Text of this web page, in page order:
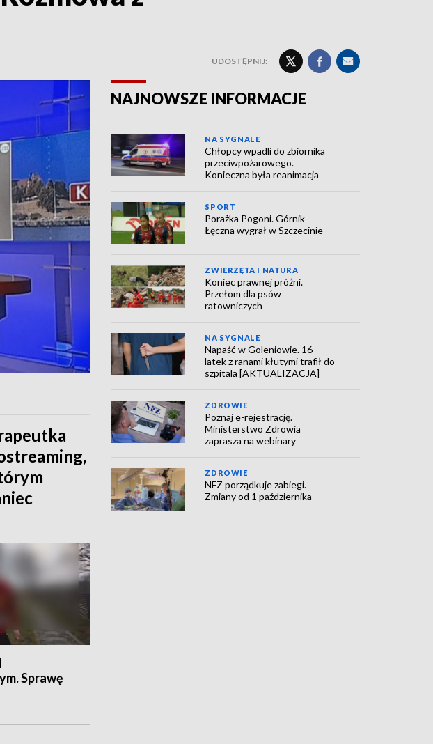
UDOSTĘPNIJ:
Sprawę
NAJNOWSZE INFORMACJE
NA SYGNALE
Chłopcy wpadli do zbiornika
przeciwpożarowego.
Konieczna była reanimacja
SPORT
Porażka Pogoni. Górnik
Łęczna wygrał w Szczecinie
ZWIERZĘTA I NATURA
Koniec prawnej próżni.
Przełom dla psów
ratowniczych
NA SYGNALE
Napaść w Goleniowie. 16-
latek z ranami kłutymi trafił do
szpitala [AKTUALIZACJA]
ZDROWIE
Poznaj e-rejestrację.
Ministerstwo Zdrowia
zaprasza na webinary
ZDROWIE
NFZ porządkuje zabiegi.
Zmiany od 1 października